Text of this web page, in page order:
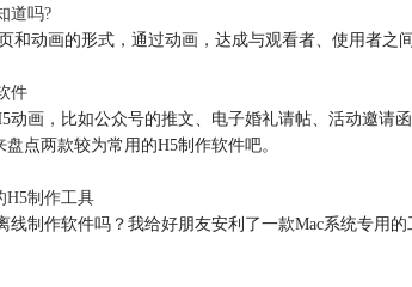
道吗?
和动画的形式，通过动画，达成与观看者、使用者
件
动画，比如公众号的推文、电子婚礼请帖、活动邀
点两款较为常用的H5制作软件吧。
H5制作工具
线制作软件吗？我给好朋友安利了一款Mac系统专